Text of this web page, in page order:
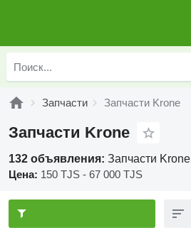
Запчасти Запчасти Krone
Запчасти Krone
132 объявления: Запчасти Krone
Цена: 150 TJS - 67 000 TJS